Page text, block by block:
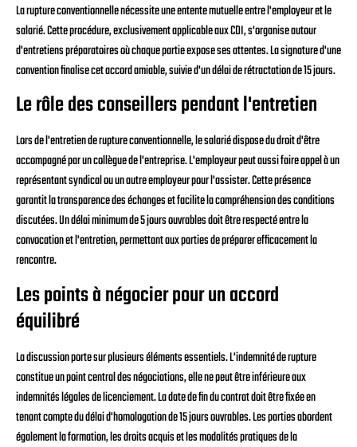
La rupture conventionnelle nécessite une entente mutuelle entre l'employeur et le
salarié. Cette procédure, exclusivement applicable aux CDI, s'organise autour
d'entretiens préparatoires où chaque partie expose ses attentes. La signature d'une
convention finalise cet accord amiable, suivie d'un délai de rétractation de 15 jours.
Le rôle des conseillers pendant l'entretien
Lors de l'entretien de rupture conventionnelle, le salarié dispose du droit d'être
accompagné par un collègue de l'entreprise. L'employeur peut aussi faire appel à un
représentant syndical ou un autre employeur pour l'assister. Cette présence
garantit la transparence des échanges et facilite la compréhension des conditions
discutées. Un délai minimum de 5 jours ouvrables doit être respecté entre la
convocation et l'entretien, permettant aux parties de préparer efficacement la
rencontre.
Les points à négocier pour un accord
équilibré
La discussion porte sur plusieurs éléments essentiels. L'indemnité de rupture
constitue un point central des négociations, elle ne peut être inférieure aux
indemnités légales de licenciement. La date de fin du contrat doit être fixée en
tenant compte du délai d'homologation de 15 jours ouvrables. Les parties abordent
également la formation, les droits acquis et les modalités pratiques de la